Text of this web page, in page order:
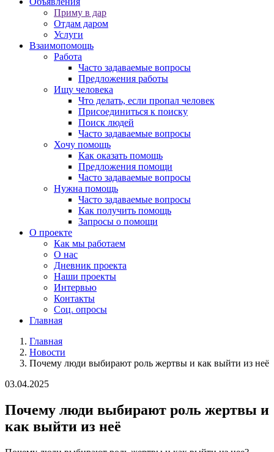
Приму в дар
Отдам даром
Услуги
Взаимопомощь
Работа
Часто задаваемые вопросы
Предложения работы
Ищу человека
Что делать, если пропал человек
Присоединиться к поиску
Поиск людей
Часто задаваемые вопросы
Хочу помощь
Как оказать помощь
Предложения помощи
Часто задаваемые вопросы
Нужна помощь
Часто задаваемые вопросы
Как получить помощь
Запросы о помощи
О проекте
Как мы работаем
О нас
Дневник проекта
Наши проекты
Интервью
Контакты
Соц. опросы
Главная
Главная
Новости
Почему люди выбирают роль жертвы и как выйти из неё
03.04.2025
Почему люди выбирают роль жертвы и
как выйти из неё